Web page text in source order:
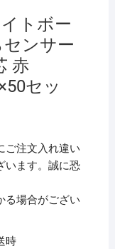
トボー
センサー
赤
セッ
ご注文入れ違い
います。誠に恐
る場合がござい
時